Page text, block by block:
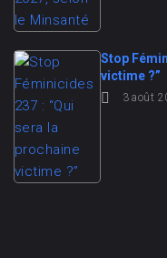
Stop
victime ?”
3 août